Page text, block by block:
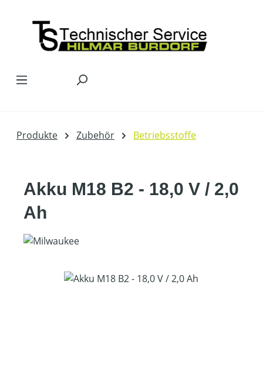
Produkte Zubehör Betriebsstoffe
Akku M18 B2 - 18,0 V / 2,0
Ah
Bildergalerie überspringen